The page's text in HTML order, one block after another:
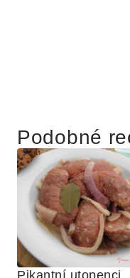
Podobné
Pikantní utopenci